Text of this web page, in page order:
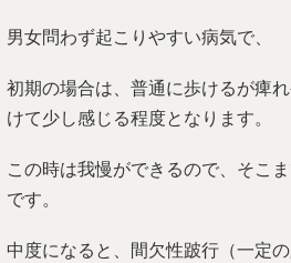
男女問わず起こりやすい病気で、
初期の場合は、普通に歩けるが痺
けて少し感じる程度となります。
この時は我慢ができるので、そこ
です。
中度になると、間欠性跛行（一定